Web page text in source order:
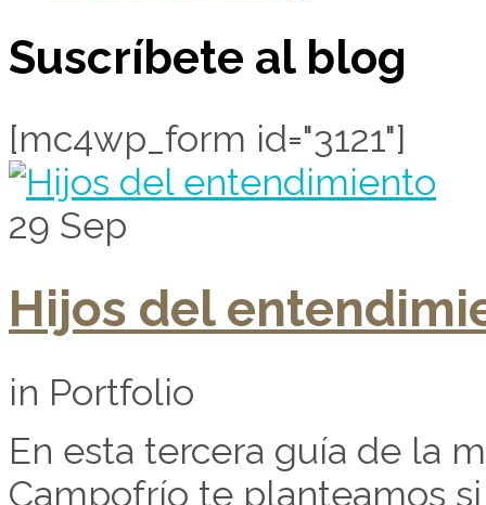
Suscríbete al blog
[mc4wp_form id="3121"]
29 Sep
Hijos del
in Portfolio
En esta tercera guía de la
Campofrío te planteamos